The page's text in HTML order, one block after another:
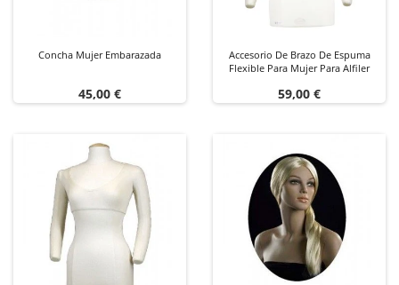
Concha Mujer Embarazada
Precio
45,00 €
Accesorio De Brazo De Espuma
Flexible Para Mujer Para Alfiler
Precio
59,00 €